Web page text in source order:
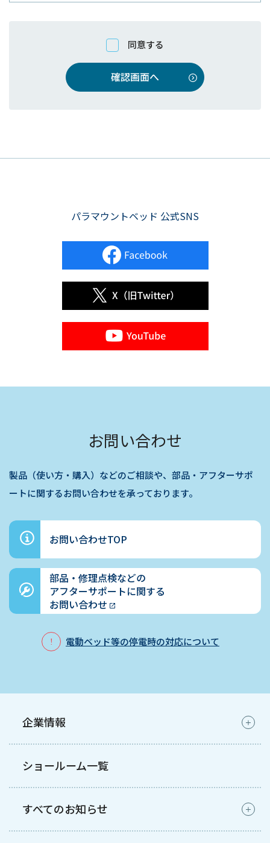
当社は、適法かつ適正な手段で個人情報を取得し、
利用目的の達成に必要な範囲内で、個人情報の適法
かつ適正な利用、管理を行います。
当社は、「個人情報の保護に関する法律」や関連法
当社は、組織体制の整備や技術的な対策等、必要か
つ適切な安全管理対策を講じ、取り扱う個人情報へ
の不正アクセス又は個人情報の漏えい、紛失、破壊
当社は、個人情報に関する問い合わせ及び苦情に関
「個人情報管理規程」の遵守と継続的
当社は、全社員に個人情報保護の重要性を認識さ
を定期的に見直し、継続的に改善します。
制定日 2005年3月31日
改定日 2022年4月1日
代表取締役 社長執行役員 木村 友彦
同意する
確認画面へ
パラマウントベッド 公式SNS
お問い合わせ
製品（使い方・購入）などのご相談や、部品・アフターサポ
ートに関するお問い合わせを承っております。
お問い合わせTOP
部品・修理点検などの
アフターサポートに関する
お問い合わせ
電動ベッド等の停電時の対応について
企業情報
ショールーム一覧
すべてのお知らせ